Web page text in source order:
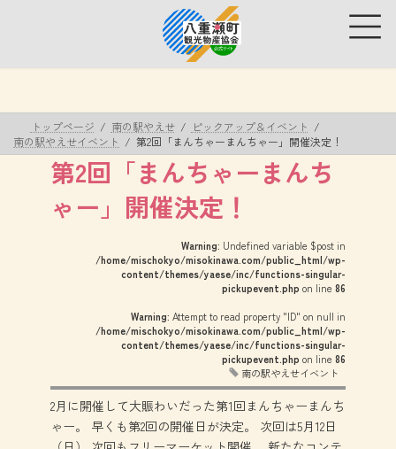
ス
ン
トップページ 南の駅やえせ
ピックアップ＆イベント
南の駅やえせイベント
第2回「まんちゃーまんちゃー」開催決定！
第2回「まんちゃーまんち
ゃー」開催決定！
Warning: Undefined variable $post in
/home/mischokyo/misokinawa.com/public_html/wp-
content/themes/yaese/inc/functions-singular-
pickupevent.php on line86
Warning: Attempt to read property "ID" on null in
/home/mischokyo/misokinawa.com/public_html/wp-
content/themes/yaese/inc/functions-singular-
pickupevent.php on line86
南の駅やえせイベント
2月に開催して大賑わいだった第1回まんちゃーまんち
ゃー。 早くも第2回の開催日が決定。 次回は5月12日